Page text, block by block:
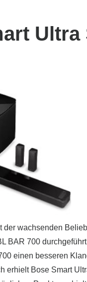
der wachsenden
BAR 700
einen besseren
erhielt Bose Smart